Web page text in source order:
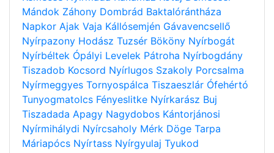
Mándok Záhony Dombrád Baktalórántháza
Napkor Ajak Vaja Kállósemjén Gávavencsellő
Nyírpazony Hodász Tuzsér Bököny Nyírbogát
Nyírbéltek Ópályi Levelek Pátroha Nyírbogdány
Tiszadob Kocsord Nyírlugos Szakoly Porcsalma
Nyírmeggyes Tornyospálca Tiszaeszlár Ófehértó
Tunyogmatolcs Fényeslitke Nyírkarász Buj
Tiszadada Apagy Nagydobos Kántorjánosi
Nyírmihálydi Nyírcsaholy Mérk Döge Tarpa
Máriapócs Nyírtass Nyírgyulaj Tyukod